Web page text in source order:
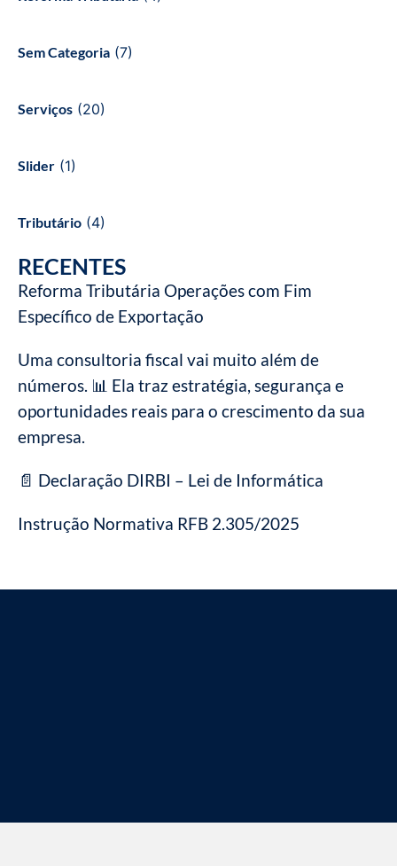
Sem Categoria (7)
Serviços (20)
Slider (1)
Tributário (4)
RECENTES
Reforma Tributária Operações com Fim
Específico de Exportação
Uma consultoria fiscal vai muito além de
números. 📊 Ela traz estratégia, segurança e
oportunidades reais para o crescimento da sua
empresa.
📄 Declaração DIRBI – Lei de Informática
Instrução Normativa RFB 2.305/2025